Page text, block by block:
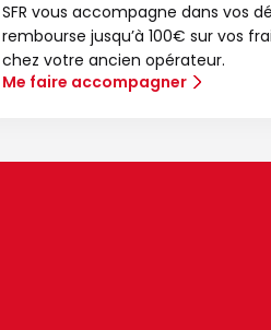
SFR vous accompagne dans vos
rembourse jusqu’à 100€ sur vos
chez votre ancien opérateur.
Me faire accompagner